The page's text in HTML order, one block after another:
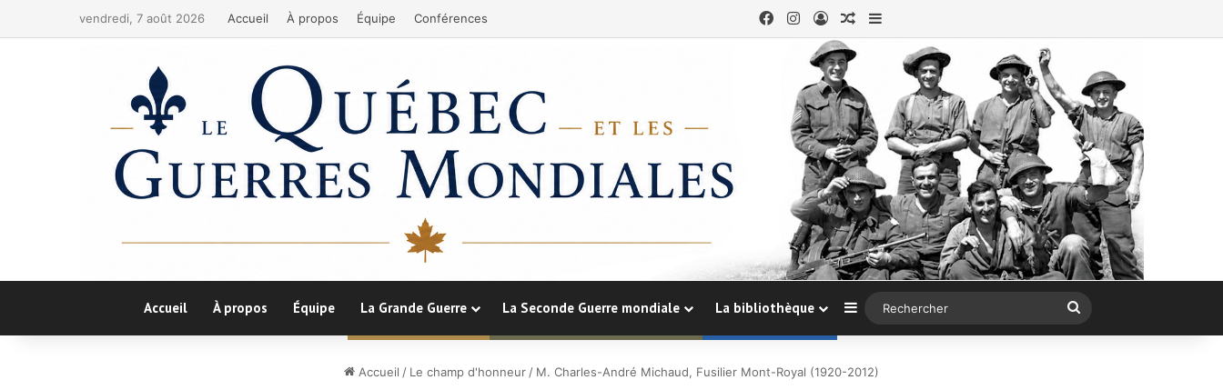
vendredi, 7 août 2026 Accueil À propos Équipe Conférences Facebook
InstagramConnexion
Article au hasard
Sidebar (barre latérale)
Accueil À propos Équipe La Grande Guerre La Seconde Guerre mondiale La bibliothèque Sidebar (barre latérale)
Accueil / Le champ d'honneur / M. Charles-André Michaud, Fusilier Mont-Royal (1920-2012)